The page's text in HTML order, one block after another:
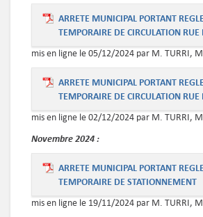
ARRETE MUNICIPAL PORTANT
TEMPORAIRE DE CIRCULATION
mis en ligne le 05/12/2024 par M. TURRI,
ARRETE MUNICIPAL PORTANT
TEMPORAIRE DE CIRCULATION RUE
mis en ligne le 02/12/2024 par M. TURRI,
Novembre2024 :
ARRETE MUNICIPAL PORTANT
TEMPORAIRE DE STATIONNEMENT
mis en ligne le 19/11/2024 par M. TURRI,